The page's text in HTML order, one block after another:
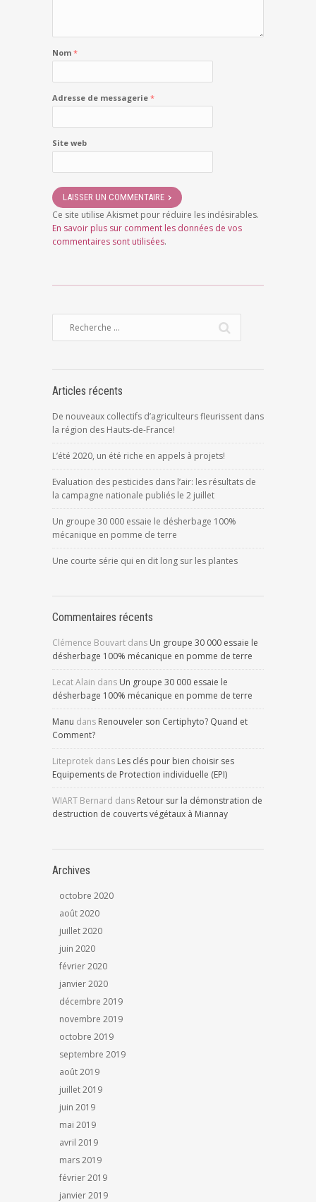
Nom *
Adresse de messagerie *
Site web
Ce site utilise Akismet pour réduire les indésirables.
En savoir plus sur comment les données de vos
commentaires sont utilisées.
Articles récents
De nouveaux collectifs d’agriculteurs fleurissent dans
la région des Hauts-de-France!
L’été 2020, un été riche en appels à projets!
Evaluation des pesticides dans l’air: les résultats de
la campagne nationale publiés le 2 juillet
Un groupe 30 000 essaie le désherbage 100%
mécanique en pomme de terre
Une courte série qui en dit long sur les plantes
Commentaires récents
Clémence Bouvart dans Un groupe 30 000 essaie le
désherbage 100% mécanique en pomme de terre
Lecat Alain dans Un groupe 30 000 essaie le
désherbage 100% mécanique en pomme de terre
Manu dans Renouveler son Certiphyto? Quand et
Comment?
Liteprotek dans Les clés pour bien choisir ses
Equipements de Protection individuelle (EPI)
WIART Bernard dans Retour sur la démonstration de
destruction de couverts végétaux à Miannay
Archives
octobre 2020
août 2020
juillet 2020
juin 2020
février 2020
janvier 2020
décembre 2019
novembre 2019
octobre 2019
septembre 2019
août 2019
juillet 2019
juin 2019
mai 2019
avril 2019
mars 2019
février 2019
janvier 2019